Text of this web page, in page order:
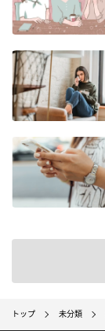
トップ 未分類